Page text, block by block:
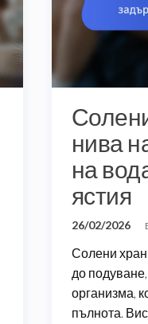
нива
на
ястия
26/02/2026
Солени
до
организма,
пълнота.